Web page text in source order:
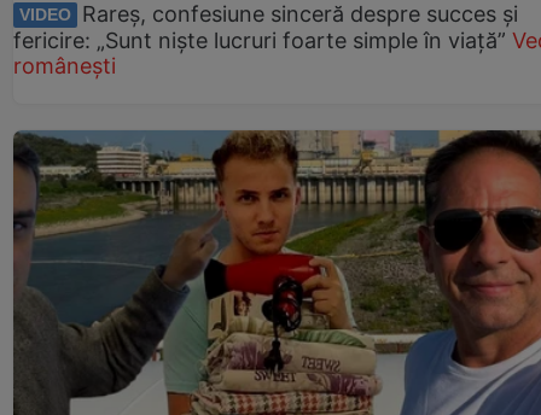
VIDEO
Rareș, confesiune sinceră despre succes și
fericire: „Sunt niște lucruri foarte simple în viață”
românești